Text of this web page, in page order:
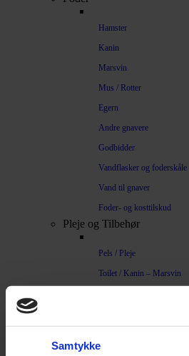
Samtykke
Hamster
Kanin
Marsvin
Mus / Rotter
Egern
Andre gnavere
Godbidder
Vandflasker og foderskåle
Vand til gnaver
Foder- og kosttilskud
Pleje og Tilbehør
Pels / Pleje
Toilet / Kanin – Marsvin
Bure